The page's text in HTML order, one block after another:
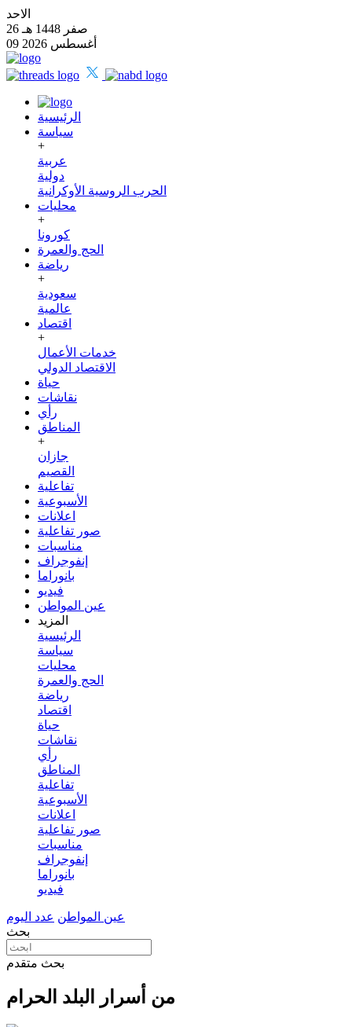
الاحد
26 صفر 1448 هـ
09 أغسطس 2026
الرئيسية
سياسة
+
عربية
دولية
الحرب الروسية الأوكرانية
محليات
+
كورونا
الحج والعمرة
رياضة
+
سعودية
عالمية
اقتصاد
+
خدمات الأعمال
الاقتصاد الدولي
حياة
نقاشات
رأي
المناطق
+
جازان
القصيم
تفاعلية
الأسبوعية
اعلانات
صور تفاعلية
مناسبات
إنفوجراف
بانوراما
فيديو
عين المواطن
المزيد
الرئيسية
سياسة
محليات
الحج والعمرة
رياضة
اقتصاد
حياة
نقاشات
رأي
المناطق
تفاعلية
الأسبوعية
اعلانات
صور تفاعلية
مناسبات
إنفوجراف
بانوراما
فيديو
عين المواطن عدد اليوم
بحث
بحث متقدم
من أسرار البلد الحرام